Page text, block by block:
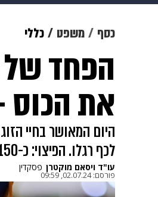
צבא וביטחון
ויוה
כסף משפט כללי
הפחד
את הכוס
היום המאושר בחיי
לכף רגלו. הפיצוי: כ-150 אלף שקל
עו"ד ויסאם מוקטרן פסקדין
פורסם:02.07.24, 09:59